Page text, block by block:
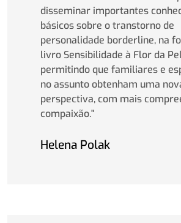
disseminar importantes
básicos sobre o transtorno de
personalidade borderline, na
livro Sensibilidade à Flor da
permitindo que familiares e
no assunto obtenham uma
perspectiva, com mais
compaixão."
Helena Polak